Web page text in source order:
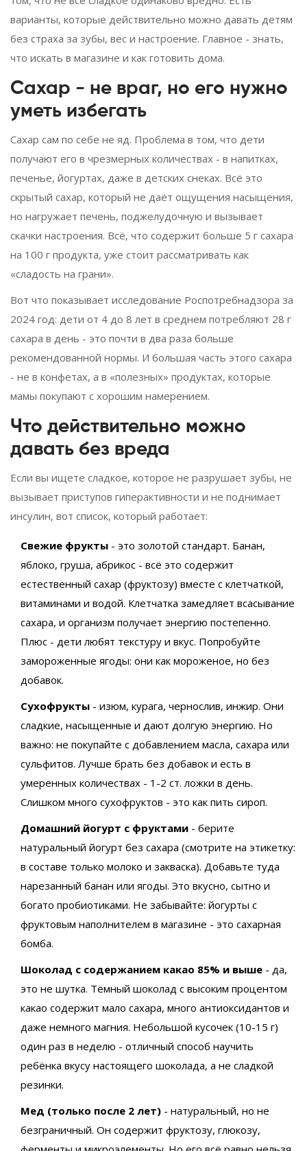
варианты, которые действительно можно давать детям
без страха за зубы, вес и настроение. Главное - знать,
что искать в магазине и как готовить дома.
Сахар - не враг, но его нужно
уметь избегать
Сахар сам по себе не яд. Проблема в том, что дети
получают его в чрезмерных количествах - в напитках,
печенье, йогуртах, даже в детских снеках. Всё это
скрытый сахар, который не даёт ощущения насыщения,
но нагружает печень, поджелудочную и вызывает
скачки настроения. Всё, что содержит больше 5 г сахара
на 100 г продукта, уже стоит рассматривать как
«сладость на грани».
Вот что показывает исследование Роспотребнадзора за
2024 год: дети от 4 до 8 лет в среднем потребляют 28 г
сахара в день - это почти в два раза больше
рекомендованной нормы. И большая часть этого сахара
- не в конфетах, а в «полезных» продуктах, которые
мамы покупают с хорошим намерением.
Что действительно можно
давать без вреда
Если вы ищете сладкое, которое не разрушает зубы, не
вызывает приступов гиперактивности и не поднимает
инсулин, вот список, который работает:
Свежие фрукты - это золотой стандарт. Банан,
яблоко, груша, абрикос - всё это содержит
естественный сахар (фруктозу) вместе с клетчаткой,
витаминами и водой. Клетчатка замедляет всасывание
сахара, и организм получает энергию постепенно.
Плюс - дети любят текстуру и вкус. Попробуйте
замороженные ягоды: они как мороженое, но без
добавок.
Сухофрукты - изюм, курага, чернослив, инжир. Они
сладкие, насыщенные и дают долгую энергию. Но
важно: не покупайте с добавлением масла, сахара или
сульфитов. Лучше брать без добавок и есть в
умеренных количествах - 1-2 ст. ложки в день.
Слишком много сухофруктов - это как пить сироп.
Домашний йогурт с фруктами - берите
натуральный йогурт без сахара (смотрите на этикетку:
в составе только молоко и закваска). Добавьте туда
нарезанный банан или ягоды. Это вкусно, сытно и
богато пробиотиками. Не забывайте: йогурты с
фруктовым наполнителем в магазине - это сахарная
бомба.
Шоколад с содержанием какао 85% и выше - да,
это не шутка. Тёмный шоколад с высоким процентом
какао содержит мало сахара, много антиоксидантов и
даже немного магния. Небольшой кусочек (10-15 г)
один раз в неделю - отличный способ научить
ребёнка вкусу настоящего шоколада, а не сладкой
резинки.
Мед (только после 2 лет) - натуральный, но не
безграничный. Он содержит фруктозу, глюкозу,